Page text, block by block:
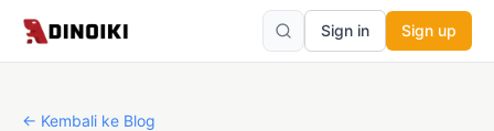
Sign in Sign up
← Kembali ke Blog